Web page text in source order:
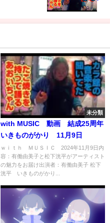
未分類
with MUSIC 動画 結成25周年
いきものがかり 11月9日
ｗｉｔｈ ＭＵＳＩＣ 2024年11月9日内
容：有働由美子と松下洸平がアーティスト
の魅力をお届け出演者：有働由美子 松下
洸平 いきものがかり...